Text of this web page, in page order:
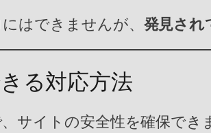
はできませんが、 発見され
る対応方法
サイトの安全性を確保でき